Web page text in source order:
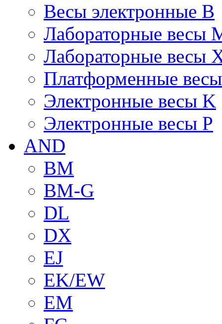
Весы электронные B
Лабораторные весы
Лабораторные весы
Платформенные
Электронные весы K
Электронные весы P
AND
BM
BM-G
DL
DX
EJ
EK/EW
EM